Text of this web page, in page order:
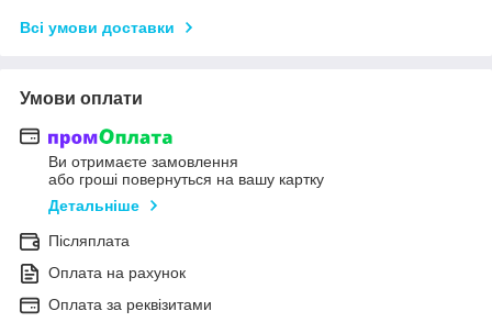
Всі умови доставки
Умови оплати
Ви отримаєте замовлення
або гроші повернуться на вашу картку
Детальніше
Післяплата
Оплата на рахунок
Оплата за реквізитами